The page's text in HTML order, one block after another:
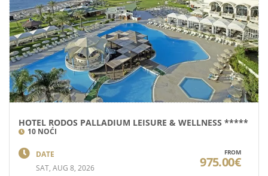
HOTEL RODOS PALLADIUM LEISURE & WELLNESS *****
10 NOĆI
DATE
SAT, AUG 8, 2026
FROM
975.00€